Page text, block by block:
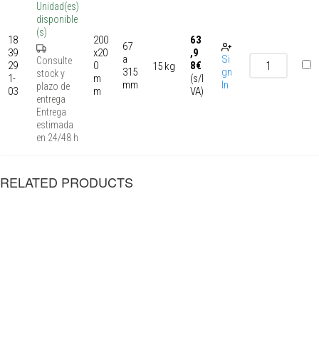
18
39
29
1-
03
Unidad(es)
disponible
(s)
Consulte
stock y
plazo de
entrega
Entrega
estimada
en 24/48 h
200
x20
0
m
m
67
a
315
mm
15 kg
63
,9
8€
(s/I
VA)
Si
gn
In
RELATED PRODUCTS